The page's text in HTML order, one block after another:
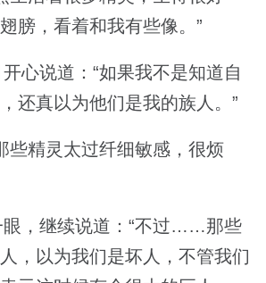
膀，看着和我有些像。”
心说道：“如果我不是知道自
还真以为他们是我的族人。”
精灵太过纤细敏感，很烦
，继续说道：“不过……那些
，以为我们是坏人，不管我们